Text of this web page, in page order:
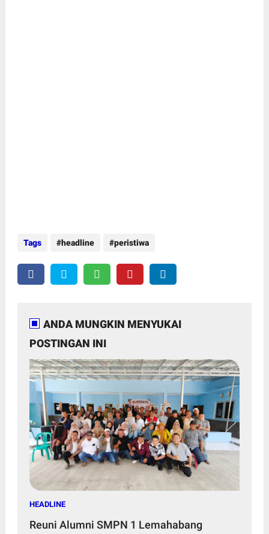
Tags headline peristiwa
ANDA MUNGKIN MENYUKAI
POSTINGAN INI
HEADLINE
Reuni Alumni SMPN 1 Lemahabang